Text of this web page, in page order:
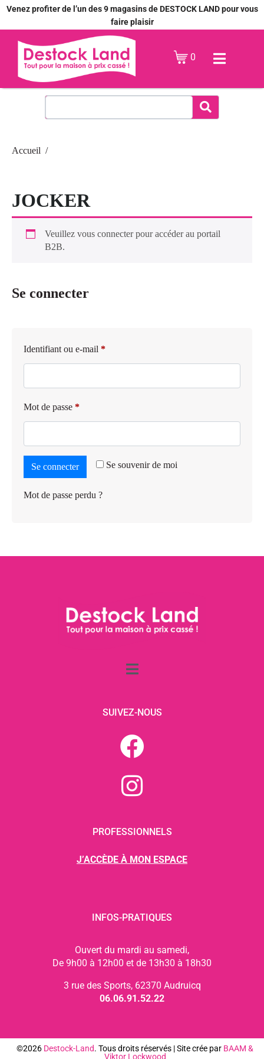
Venez profiter de l’un des 9 magasins de DESTOCK LAND pour vous
faire plaisir
0
Accueil
JOCKER
Veuillez vous connecter pour accéder au portail
B2B.
Se connecter
Identifiant ou e-mail *
Mot de passe *
Se souvenir de moi
Se connecter
Mot de passe perdu ?
SUIVEZ-NOUS
PROFESSIONNELS
J’ACCÈDE À MON ESPACE
INFOS-PRATIQUES
Ouvert du mardi au samedi,
De 9h00 à 12h00 et de 13h30 à 18h30
3 rue des Sports, 62370 Audruicq
06.06.91.52.22
©2026 Destock-Land. Tous droits réservés | Site crée par BAAM &
Viktor Lockwood